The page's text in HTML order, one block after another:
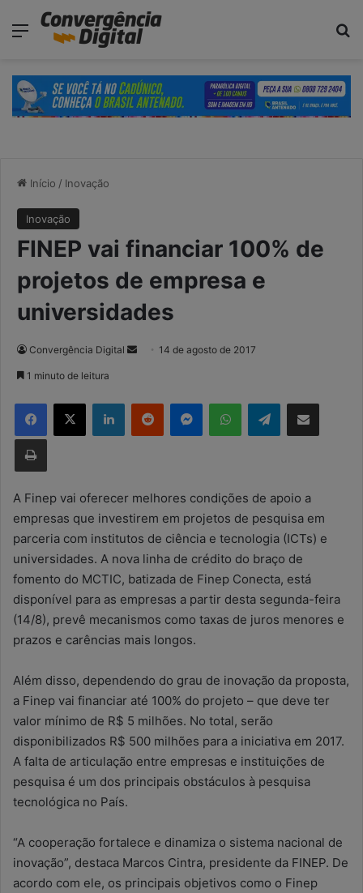
Menu
Início / Inovação
Inovação
FINEP vai financiar 100% de
projetos de empresa e
universidades
Convergência Digital
d
-
m
a
i
l
14 de agosto de 2017
1 minuto de leitura
Telegram
A Finep vai oferecer melhores condições de apoio a
empresas que investirem em projetos de pesquisa em
parceria com institutos de ciência e tecnologia (ICTs) e
universidades. A nova linha de crédito do braço de
fomento do MCTIC, batizada de Finep Conecta, está
disponível para as empresas a partir desta segunda-feira
(14/8), prevê mecanismos como taxas de juros menores e
prazos e carências mais longos.
Além disso, dependendo do grau de inovação da proposta,
a Finep vai financiar até 100% do projeto – que deve ter
valor mínimo de R$ 5 milhões. No total, serão
disponibilizados R$ 500 milhões para a iniciativa em 2017.
A falta de articulação entre empresas e instituições de
pesquisa é um dos principais obstáculos à pesquisa
tecnológica no País.
“A cooperação fortalece e dinamiza o sistema nacional de
inovação”, destaca Marcos Cintra, presidente da FINEP. De
acordo com ele, os principais objetivos como o Finep